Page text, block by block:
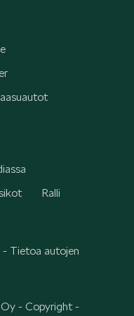
Ralli
- Tietoa autojen
- Copyright-